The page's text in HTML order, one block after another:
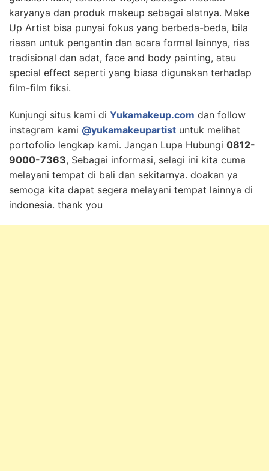
karyanya dan produk makeup sebagai alatnya. Make
Up Artist bisa punyai fokus yang berbeda-beda, bila
riasan untuk pengantin dan acara formal lainnya, rias
tradisional dan adat, face and body painting, atau
special effect seperti yang biasa digunakan terhadap
film-film fiksi.
Kunjungi situs kami di Yukamakeup.com dan follow
instagram kami @yukamakeupartist untuk melihat
portofolio lengkap kami. Jangan Lupa Hubungi 0812-
9000-7363, Sebagai informasi, selagi ini kita cuma
melayani tempat di bali dan sekitarnya. doakan ya
semoga kita dapat segera melayani tempat lainnya di
indonesia. thank you